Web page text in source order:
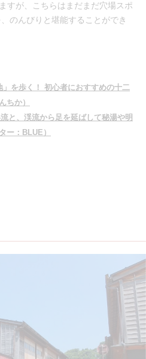
すが、こちらはまだまだ穴場スポ
のんびりと堪能することができ
を歩く！ 初心者におすすめの十二
ちか）
と、渓流から足を延ばして秘湯や明
ー：BLUE）